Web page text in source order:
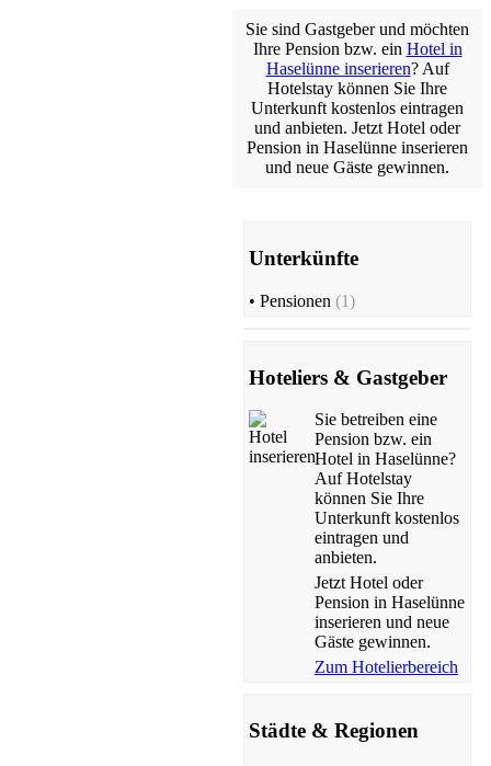
Sie sind Gastgeber und möchten
Ihre Pension bzw. ein Hotel in
Haselünne inserieren? Auf
Hotelstay können Sie Ihre
Unterkunft kostenlos eintragen
und anbieten. Jetzt Hotel oder
Pension in Haselünne inserieren
und neue Gäste gewinnen.
Unterkünfte
• Pensionen (1)
Hoteliers & Gastgeber
Sie betreiben eine
Pension bzw. ein
Hotel in Haselünne?
Auf Hotelstay
können Sie Ihre
Unterkunft kostenlos
eintragen und
anbieten.
Jetzt Hotel oder
Pension in Haselünne
inserieren und neue
Gäste gewinnen.
Zum Hotelierbereich
Städte & Regionen